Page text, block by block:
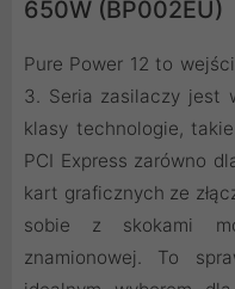
650W (BP002EU)
Pure Power 12 to
3. Seria zasilaczy jest
klasy technologie,
PCI Express zarówno
kart graficznych ze
sobie z skokami
znamionowej. To